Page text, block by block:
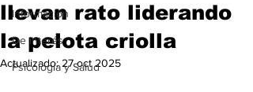
Información
De interés
Psicología y Salud
llevan rato liderando
la pelota criolla
Actualizado:27 oct 2025